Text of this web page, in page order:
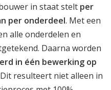
in staat stelt per
per onderdeel. Met een
alle onderdelen en
Daarna worden
in één bewerking op
resulteert niet alleen in